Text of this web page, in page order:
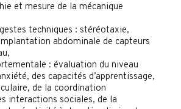
et mesure de la mécanique
techniques : stéréotaxie,
abdominale de capteurs
: évaluation du niveau
des capacités d’apprentissage,
de la coordination
interactions sociales, de la